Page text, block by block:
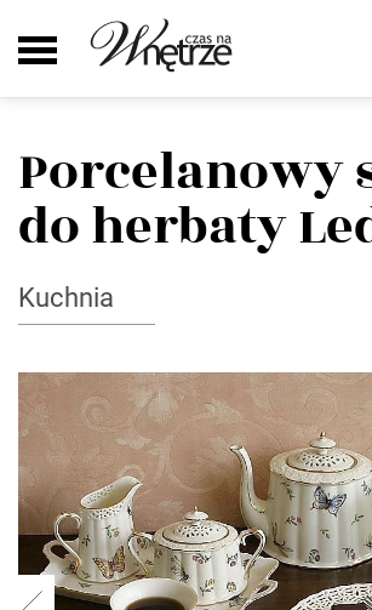
Porcelanowy
do herbaty
Kuchnia